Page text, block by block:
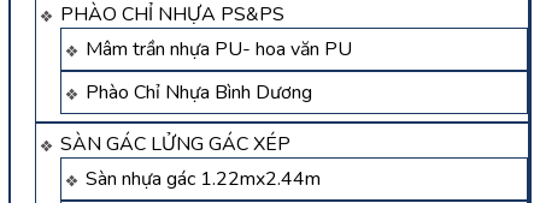
PHÀO CHỈ NHỰA PS&PS
Mâm trần nhựa PU- hoa văn PU
Phào Chỉ Nhựa Bình Dương
SÀN GÁC LỬNG GÁC XÉP
Sàn nhựa gác 1.22mx2.44m